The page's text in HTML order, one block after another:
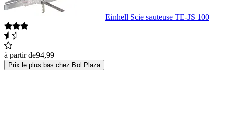
Einhell Scie sauteuse TE-JS 100
à partir de94,99
Prix le plus bas chez Bol Plaza